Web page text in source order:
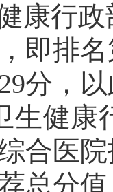
康行
即排
分，
生健康
合医
总分